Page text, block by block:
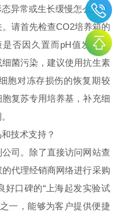
异常或生长缓慢怎么办？
请首先检查CO2培养箱的
否因久置而pH值发生改
菌污染，建议使用抗生素
胞对冻存损伤的恢复期较
复苏专用培养基，补充细
技术支持？
司。除了直接访问网站查
代理经销商网络进行采购
好口碑的“上海起发实验试
一，能够为客户提供便捷